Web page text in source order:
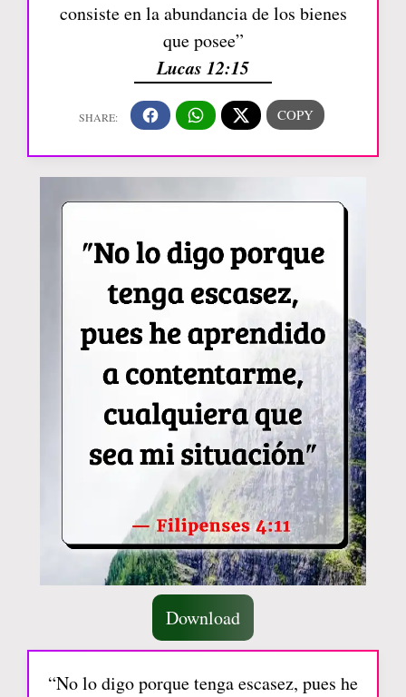
consiste en la abundancia de los bienes
que posee”
Lucas 12:15
Download
“No lo digo porque tenga escasez, pues he